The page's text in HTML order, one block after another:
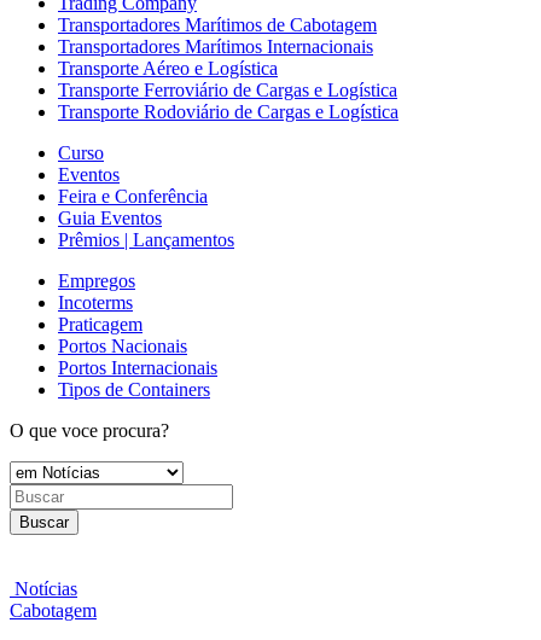
Transportadores Marítimos de Cabotagem
Transportadores Marítimos Internacionais
Transporte Aéreo e Logística
Transporte Ferroviário de Cargas e Logística
Transporte Rodoviário de Cargas e Logística
Curso
Eventos
Feira e Conferência
Guia Eventos
Prêmios | Lançamentos
Empregos
Incoterms
Praticagem
Portos Nacionais
Portos Internacionais
Tipos de Containers
O que voce procura?
Buscar
Notícias
Cabotagem